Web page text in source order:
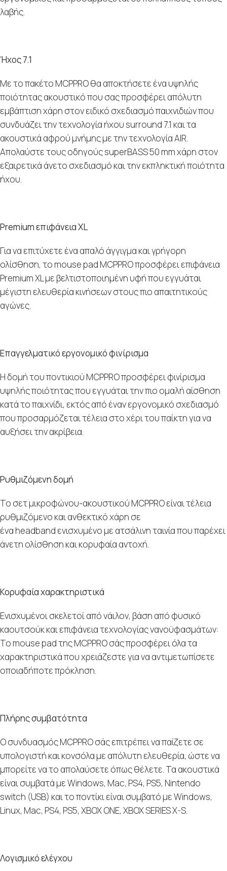
λαβής.
Ήχος 7.1
Με το πακέτο MCPPRO θα αποκτήσετε ένα υψηλής
ποιότητας ακουστικό που σας προσφέρει απόλυτη
εμβάπτιση χάρη στον ειδικό σχεδιασμό παιχνιδιών που
συνδυάζει την τεχνολογία ήχου surround 7.1 και τα
ακουστικά αφρού μνήμης με την τεχνολογία AIR.
Απολαύστε τους οδηγούς superBASS 50 mm χάρη στον
εξαιρετικά άνετο σχεδιασμό και την εκπληκτική ποιότητα
ήχου.
Premium επιφάνεια XL
Για να επιτύχετε ένα απαλό άγγιγμα και γρήγορη
ολίσθηση, το mouse pad MCPPRO προσφέρει επιφάνεια
Premium XL με βελτιστοποιημένη υφή που εγγυάται
μέγιστη ελευθερία κινήσεων στους πιο απαιτητικούς
αγώνες.
Επαγγελματικό εργονομικό φινίρισμα
Η δομή του ποντικιού MCPPRO προσφέρει φινίρισμα
υψηλής ποιότητας που εγγυάται την πιο ομαλή αίσθηση
κατά το παιχνίδι, εκτός από έναν εργονομικό σχεδιασμό
που προσαρμόζεται τέλεια στο χέρι του παίκτη για να
αυξήσει την ακρίβεια.
Ρυθμιζόμενη δομή
Το σετ μικροφώνου-ακουστικού MCPPRO είναι τέλεια
ρυθμιζόμενο και ανθεκτικό χάρη σε
ένα headband ενισχυμένο με ατσάλινη ταινία που παρέχει
άνετη ολίσθηση και κορυφαία αντοχή.
Κορυφαία χαρακτηριστικά
Ενισχυμένοι σκελετοί από νάιλον, βάση από φυσικό
καουτσούκ και επιφάνεια τεχνολογίας νανοϋφασμάτων:
Το mouse pad της MCPPRO σάς προσφέρει όλα τα
χαρακτηριστικά που χρειάζεστε για να αντιμετωπίσετε
οποιαδήποτε πρόκληση.
Πλήρης συμβατότητα
Ο συνδυασμός MCPPRO σάς επιτρέπει να παίζετε σε
υπολογιστή και κονσόλα με απόλυτη ελευθερία, ώστε να
μπορείτε να το απολαύσετε όπως θέλετε. Τα ακουστικά
είναι συμβατά με Windows, Mac, PS4, PS5, Nintendo
switch (USB) και το ποντίκι είναι συμβατό με Windows,
Linux, Mac, PS4, PS5, XBOX ONE, XBOX SERIES X-S.
Λογισμικό ελέγχου